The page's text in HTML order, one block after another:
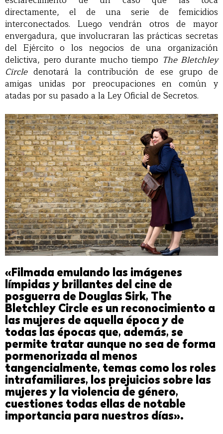
directamente, el de una serie de femicidios
interconectados. Luego vendrán otros de mayor
envergadura, que involucraran las prácticas secretas
del Ejército o los negocios de una organización
delictiva, pero durante mucho tiempo The Bletchley
Circledenotará la contribución de ese grupo de
amigas unidas por preocupaciones en común y
atadas por su pasado a la Ley Oficial de Secretos.
«Filmada emulando las imágenes
límpidas y brillantes del cine de
posguerra de Douglas Sirk, The
Bletchley Circle es un reconocimiento a
las mujeres de aquella época y de
todas las épocas que, además, se
permite tratar aunque no sea de forma
pormenorizada al menos
tangencialmente, temas como los roles
intrafamiliares, los prejuicios sobre las
mujeres y la violencia de género,
cuestiones todas ellas de notable
importancia para nuestros días».